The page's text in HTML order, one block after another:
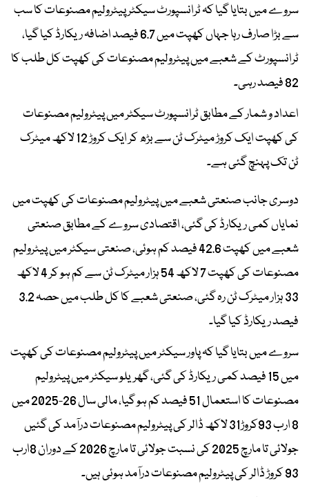
سروے میں بتایا گیا کہ ٹرانسپورٹ سیکٹر پیٹرولیم مصنوعات کا سب
سے بڑا صارف رہا جہاں کھپت میں 6.7 فیصد اضافہ ریکارڈ کیا گیا،
ٹرانسپورٹ کے شعبے میں پیٹرولیم مصنوعات کی کھپت کل طلب کا
82 فیصد رہی۔
اعداد و شمار کے مطابق ٹرانسپورٹ سیکٹر میں پیٹرولیم مصنوعات
کی کھپت ایک کروڑ میٹرک ٹن سے بڑھ کر ایک کروڑ 12 لاکھ میٹرک
ٹن تک پہنچ گئی ہے۔
دوسری جانب صنعتی شعبے میں پیٹرولیم مصنوعات کی کھپت میں
نمایاں کمی ریکارڈ کی گئی، اقتصادی سروے کے مطابق صنعتی
شعبے میں کھپت 42.6 فیصد کم ہوئی، صنعتی سیکٹر میں پیٹرولیم
مصنوعات کی کھپت 7 لاکھ 54 ہزار میٹرک ٹن سے کم ہو کر 4 لاکھ
33 ہزار میٹرک ٹن رہ گئی، صنعتی شعبے کا کل طلب میں حصہ 3.2
فیصد ریکارڈ کیا گیا۔
سروے میں بتایا گیا کہ پاور سیکٹر میں پیٹرولیم مصنوعات کی کھپت
میں 15 فیصد کمی ریکارڈ کی گئی، گھریلو سیکٹر میں پیٹرولیم
مصنوعات کا استعمال 51 فیصد کم ہو گیا، مالی سال 26-2025 میں
8 ارب 93کروڑ31 لاکھ ڈالر کی پیٹرولیم مصنوعات درآمد کی گئیں
جولائی تا مارچ 2025 کی نسبت جولائی تا مارچ 2026 کے دوران 8ارب
93 کروڑ ڈالر کی پیٹرولیم مصنوعات درآمد ہوئی ہیں۔